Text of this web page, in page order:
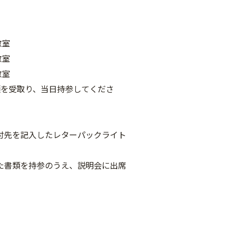
取り、当日持参してくださ
を記入したレターパックライト
類を持参のうえ、説明会に出席